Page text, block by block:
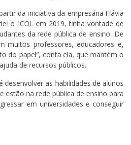
da iniciativa da empresária Flávia
o ICOL em 2019, tinha vontade de
da rede pública de ensino. De
muitos professores, educadores e,
do papel”, conta ela, que mantém o
de recursos públicos.
desenvolver as habilidades de alunos
estão na rede pública de ensino para
em universidades e conseguir